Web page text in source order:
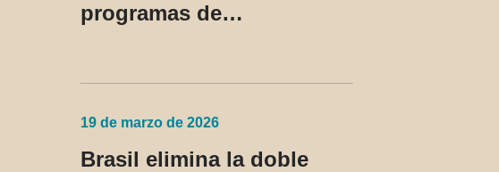
programas de
contumaz
19 de marzo de 2026
Brasil elimina la doble